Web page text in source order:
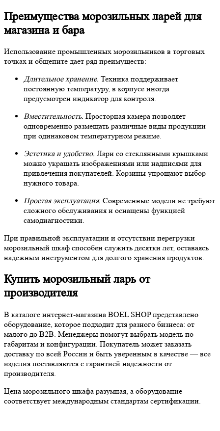
Преимущества морозильных ларей для
магазина и бара
Использование промышленных морозильников в торговых
точках и общепите дает ряд преимуществ:
Длительное хранение. Техника поддерживает
постоянную температуру, в корпусе иногда
предусмотрен индикатор для контроля.
Вместительность. Просторная камера позволяет
одновременно размещать различные виды продукции
при одинаковом температурном режиме.
Эстетика и удобство. Лари со стеклянными крышками
можно украшать изображениями или надписями для
привлечения покупателей. Корзины упрощают выбор
нужного товара.
Простая эксплуатация. Современные модели не требуют
сложного обслуживания и оснащены функцией
самодиагностики.
При правильной эксплуатации и отсутствии перегрузки
морозильный шкаф способен служить десятки лет, оставаясь
надежным инструментом для долгого хранения продуктов.
Купить морозильный ларь от
производителя
В каталоге интернет-магазина BOEL SHOP представлено
оборудование, которое подходит для разного бизнеса: от
малого до B2B. Менеджеры помогут выбрать модель по
габаритам и конфигурации. Покупатель может заказать
доставку по всей России и быть уверенным в качестве — все
изделия поставляются с гарантией надежности от
производителя.
Цена морозильного шкафа разумная, а оборудование
соответствует международным стандартам сертификации.